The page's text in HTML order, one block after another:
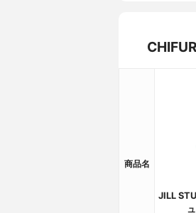
商品名
JILL